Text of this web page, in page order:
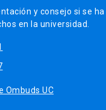
y consejo si se
en la universidad.
Ombuds UC